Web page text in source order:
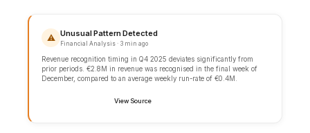
Three material customer contracts representing €6.2M in
of renewal negotiations found in the data room.